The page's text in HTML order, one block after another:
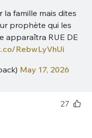
la famille mais dites
prophète qui les
apparaîtra RUE DE
RebwLyVhUi
May 17, 2026
27